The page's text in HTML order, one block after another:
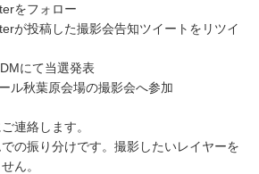
をフォロー
が投稿した撮影会告知ツイートをリツイ
にて当選発表
ル秋葉原会場の撮影会へ参加
連絡します。
の振り分けです。撮影したいレイヤーを
ん。